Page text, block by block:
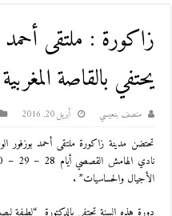
زاكورة : ملتقى أحمد
يحتفي بالقاصة
منصف بنعيسي أبريل 20, 2016
تحتضن مدينة زاكورة ملتقى أحمد بوزفور
الأجيال والحساسيات” .